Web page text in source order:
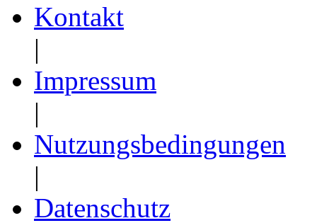
Kontakt
|
Impressum
|
Nutzungsbedingungen
|
Datenschutz